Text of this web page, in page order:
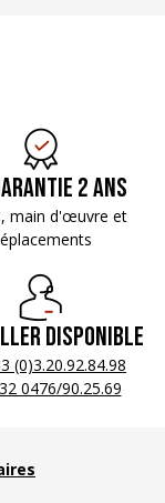
2 ans
main d'œuvre et
disponible
(0)3.20.92.84.98
0476/90.25.69